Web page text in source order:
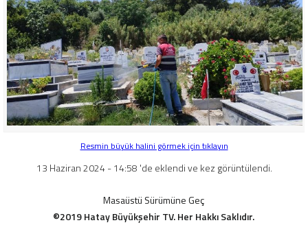
Resmin büyük halini görmek için tıklayın
13 Haziran 2024 - 14:58 'de eklendi ve kez görüntülendi.
Masaüstü Sürümüne Geç
©2019 Hatay Büyükşehir TV. Her Hakkı Saklıdır.